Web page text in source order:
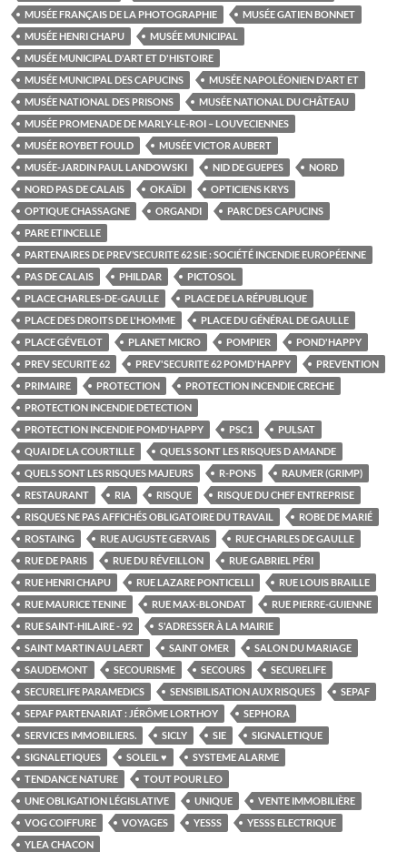
MUSÉE FRANÇAIS DE LA PHOTOGRAPHIE
MUSÉE GATIEN BONNET
MUSÉE HENRI CHAPU
MUSÉE MUNICIPAL
MUSÉE MUNICIPAL D'ART ET D'HISTOIRE
MUSÉE MUNICIPAL DES CAPUCINS
MUSÉE NAPOLÉONIEN D'ART ET
MUSÉE NATIONAL DES PRISONS
MUSÉE NATIONAL DU CHÂTEAU
MUSÉE PROMENADE DE MARLY-LE-ROI – LOUVECIENNES
MUSÉE ROYBET FOULD
MUSÉE VICTOR AUBERT
MUSÉE-JARDIN PAUL LANDOWSKI
NID DE GUEPES
NORD
NORD PAS DE CALAIS
OKAÏDI
OPTICIENS KRYS
OPTIQUE CHASSAGNE
ORGANDI
PARC DES CAPUCINS
PARE ETINCELLE
PARTENAIRES DE PREV’SECURITE 62 SIE : SOCIÉTÉ INCENDIE EUROPÉENNE
PAS DE CALAIS
PHILDAR
PICTOSOL
PLACE CHARLES-DE-GAULLE
PLACE DE LA RÉPUBLIQUE
PLACE DES DROITS DE L'HOMME
PLACE DU GÉNÉRAL DE GAULLE
PLACE GÉVELOT
PLANET MICRO POMPIER
POND'HAPPY
PREV SECURITE 62
PREV'SECURITE 62 POMD'HAPPY
PREVENTION
PRIMAIRE
PROTECTION
PROTECTION INCENDIE CRECHE
PROTECTION INCENDIE DETECTION
PROTECTION INCENDIE POMD'HAPPY
PSC1
PULSAT
QUAI DE LA COURTILLE
QUELS SONT LES RISQUES D AMANDE
QUELS SONT LES RISQUES MAJEURS
R-PONS
RAUMER (GRIMP)
RESTAURANT
RIA RISQUE
RISQUE DU CHEF ENTREPRISE
RISQUES NE PAS AFFICHÉS OBLIGATOIRE DU TRAVAIL
ROBE DE MARIÉ
ROSTAING
RUE AUGUSTE GERVAIS
RUE CHARLES DE GAULLE
RUE DE PARIS
RUE DU RÉVEILLON
RUE GABRIEL PÉRI
RUE HENRI CHAPU
RUE LAZARE PONTICELLI
RUE LOUIS BRAILLE
RUE MAURICE TENINE
RUE MAX-BLONDAT
RUE PIERRE-GUIENNE
RUE SAINT-HILAIRE - 92
S'ADRESSER À LA MAIRIE
SAINT MARTIN AU LAERT
SAINT OMER
SALON DU MARIAGE
SAUDEMONT
SECOURISME SECOURS
SECURELIFE
SECURELIFE PARAMEDICS
SENSIBILISATION AUX RISQUES
SEPAF
SEPAF PARTENARIAT : JÉRÔME LORTHOY
SEPHORA
SERVICES IMMOBILIERS.
SICLY SIE
SIGNALETIQUE
SIGNALETIQUES
SOLEIL ♥
SYSTEME ALARME
TENDANCE NATURE
TOUT POUR LEO
UNE OBLIGATION LÉGISLATIVE
UNIQUE
VENTE IMMOBILIÈRE
VOG COIFFURE
VOYAGES YESSS
YESSS ELECTRIQUE
YLEA CHACON